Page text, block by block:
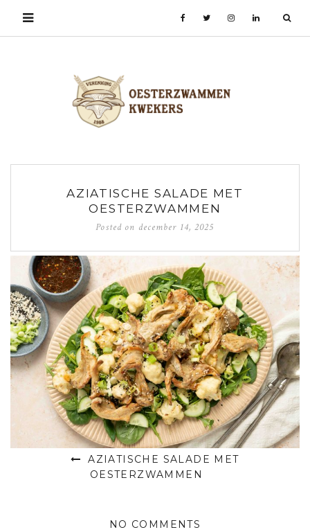
AZIATISCHE SALADE MET
OESTERZWAMMEN
Posted on december 14, 2025
AZIATISCHE SALADE MET
OESTERZWAMMEN
NO COMMENTS